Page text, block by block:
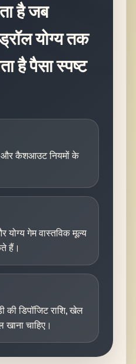
है जब
योग्य तक
है पैसा स्पष्ट
और कैशआउट नियमों के
योग्य गेम वास्तविक मूल्य
हैं।
डिपॉजिट राशि, खेल
चाहिए।